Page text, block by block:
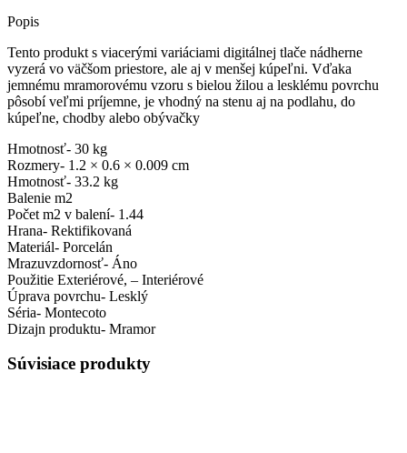
Popis
Tento produkt s viacerými variáciami digitálnej tlače nádherne
vyzerá vo väčšom priestore, ale aj v menšej kúpeľni. Vďaka
jemnému mramorovému vzoru s bielou žilou a lesklému povrchu
pôsobí veľmi príjemne, je vhodný na stenu aj na podlahu, do
kúpeľne, chodby alebo obývačky
Hmotnosť- 30 kg
Rozmery- 1.2 × 0.6 × 0.009 cm
Hmotnosť- 33.2 kg
Balenie m2
Počet m2 v balení- 1.44
Hrana- Rektifikovaná
Materiál- Porcelán
Mrazuvzdornosť- Áno
Použitie Exteriérové, – Interiérové
Úprava povrchu- Lesklý
Séria- Montecoto
Dizajn produktu- Mramor
Súvisiace produkty